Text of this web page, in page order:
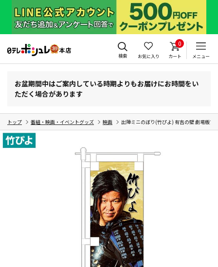
検索 お気に入り
0
カート メニュー
お盆期間中はご案内している時期よりもお届けにお時間をい
ただく場合があります
トップ 番組・映画・イベントグッズ 映画 出陣ミニのぼり(竹ぴよ) 有吉の壁 劇場版ア